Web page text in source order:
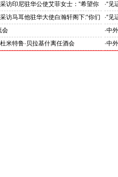
官)”
系开启新篇章”
十
访印尼驻华公使艾菲女士：“希望你
·“见
奥
访马耳他驻华大使白瀚轩阁下:“你们
·“见
罗斯
会 ·中
米特鲁·贝拉基什离任酒会 ·中